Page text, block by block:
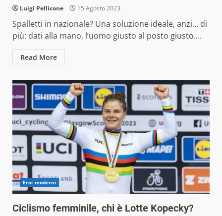
Luigi Pellicone 15 Agosto 2023
Spalletti in nazionale? Una soluzione ideale, anzi… di
più: dati alla mano, l’uomo giusto al posto giusto....
Read More
Eroi moderni
Ciclismo femminile, chi è Lotte Kopecky?